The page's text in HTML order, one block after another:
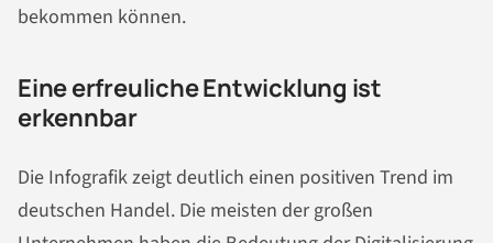
bekommen können.
Eine erfreuliche Entwicklung ist
erkennbar
Die Infografik zeigt deutlich einen positiven Trend im
deutschen Handel. Die meisten der großen